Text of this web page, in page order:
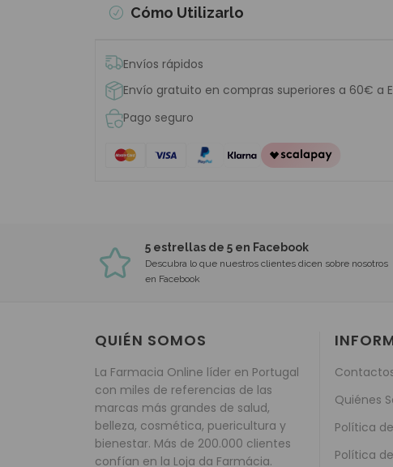
Cómo Utilizarlo
Envíos rápidos
Envío gratuito en compras superiores a 60€ a
Pago seguro
5 estrellas de 5 en Facebook
Descubra lo que nuestros clientes dicen sobre nosotros
en Facebook
QUIÉN SOMOS
La Farmacia Online líder en Portugal
con miles de referencias de las
marcas más grandes de salud,
belleza, cosmética, puericultura y
bienestar. Más de 200.000 clientes
confían en la Loja da Farmácia.
Quiénes
Política
Política